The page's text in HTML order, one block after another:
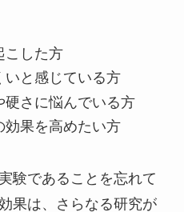
こした方
いと感じている方
さに悩んでいる方
効果を高めたい方
験であることを忘れて
果は、さらなる研究が